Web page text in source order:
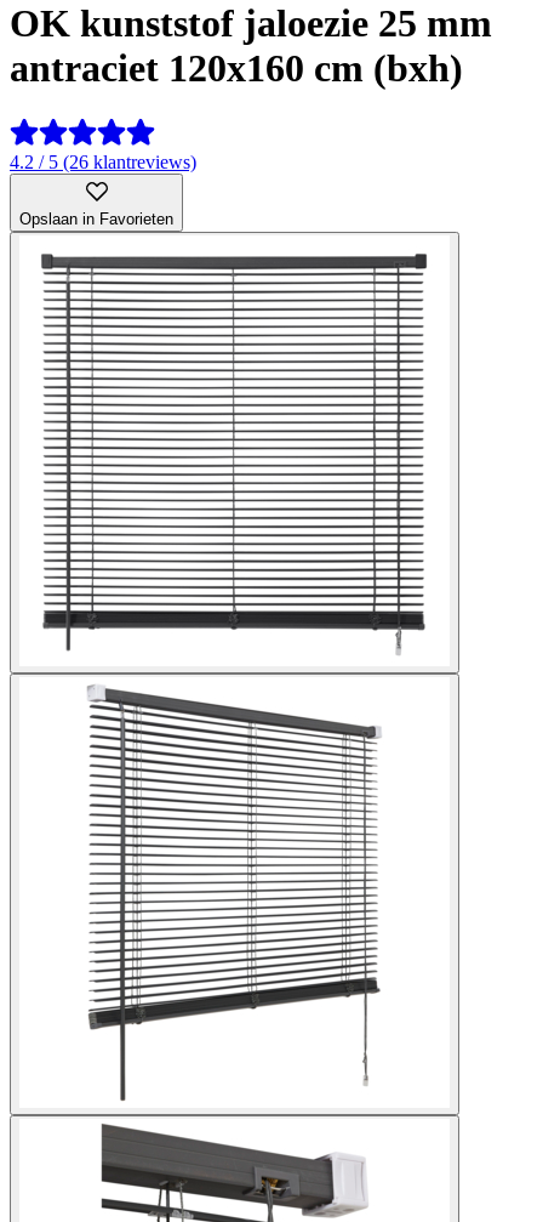
OK kunststof jaloezie 25 mm
antraciet 120x160 cm (bxh)
4.2 / 5 (26 klantreviews)
Opslaan in Favorieten